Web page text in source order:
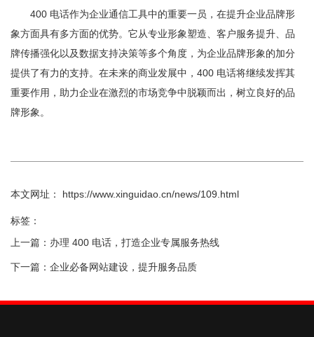
400 电话作为企业通信工具中的重要一员，在提升企业品牌形
象方面具有多方面的优势。它从专业形象塑造、客户服务提升、品
牌传播强化以及数据支持决策等多个角度，为企业品牌形象的加分
提供了有力的支持。在未来的商业发展中，400 电话将继续发挥其
重要作用，助力企业在激烈的市场竞争中脱颖而出，树立良好的品
牌形象。
本文网址： https://www.xinguidao.cn/news/109.html
标签：
上一篇： 办理 400 电话，打造企业专属服务热线
下一篇： 企业必备网站建设，提升服务品质